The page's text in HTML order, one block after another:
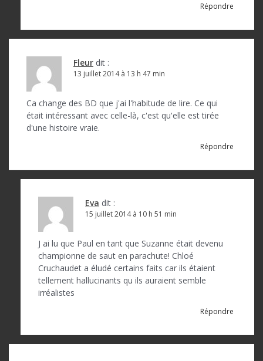
Répondre
Fleur dit :
13 juillet 2014 à 13 h 47 min
Ca change des BD que j'ai l'habitude de lire. Ce qui
était intéressant avec celle-là, c'est qu'elle est tirée
d'une histoire vraie.
Répondre
Eva dit :
15 juillet 2014 à 10 h 51 min
J ai lu que Paul en tant que Suzanne était devenu
championne de saut en parachute! Chloé
Cruchaudet a éludé certains faits car ils étaient
tellement hallucinants qu ils auraient semble
irréalistes
Répondre